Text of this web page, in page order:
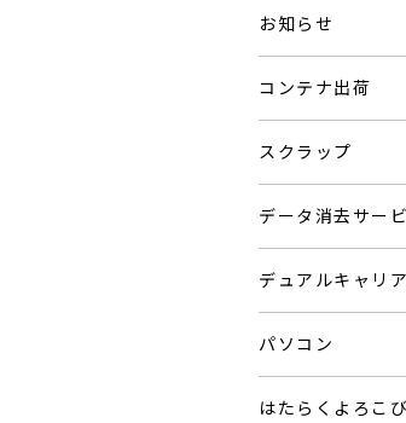
お知らせ
コンテナ出荷
スクラップ
データ消去サー
デュアルキャリ
パソコン
はたらくよろこ